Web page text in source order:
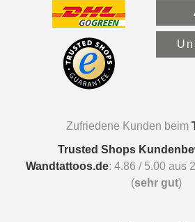
Zufriedene Kunden beim
Trusted Shops
Wandtattoos.de: 4.86 / 5.00 aus
(sehr gut)